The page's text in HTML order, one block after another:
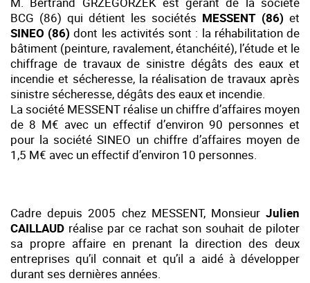
BCG (86) qui détient les sociétés MESSENT (86) et
SINEO (86) dont les activités sont : la réhabilitation de
bâtiment (peinture, ravalement, étanchéité), l’étude et le
chiffrage de travaux de sinistre dégâts des eaux et
incendie et sécheresse, la réalisation de travaux après
sinistre sécheresse, dégâts des eaux et incendie.
La société MESSENT réalise un chiffre d’affaires moyen
de 8 M€ avec un effectif d’environ 90 personnes et
pour la société SINEO un chiffre d’affaires moyen de
1,5 M€ avec un effectif d’environ 10 personnes.
Cadre depuis 2005 chez MESSENT, Monsieur Julien
CAILLAUD réalise par ce rachat son souhait de piloter
sa propre affaire en prenant la direction des deux
entreprises qu’il connait et qu’il a aidé à développer
durant ses dernières années.